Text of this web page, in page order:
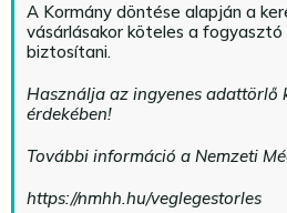
A Kormány döntése alapján a
vásárlásakor köteles a
biztosítani.
Használja az ingyenes
érdekében!
További információ a Nemzeti
https://nmhh.hu/veglegestorles